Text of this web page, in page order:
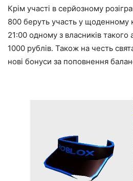
Крім участі в серйозному
800 беруть участь у щоденному
21:00 одному з власників такого
1000 рублів. Також на честь
нові бонуси за поповнення